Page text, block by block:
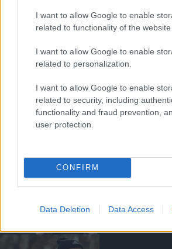
I want to allow Google to enable
related to functionality of the website
I want to allow Google to enable
related to personalization.
I want to allow Google to enable
related to security, including
functionality and fraud prevention,
user protection.
CONFIRM
Data Deletion Data Access
AXEL TUANZEBE